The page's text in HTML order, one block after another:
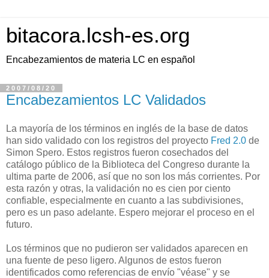
bitacora.lcsh-es.org
Encabezamientos de materia LC en español
2007/08/20
Encabezamientos LC Validados
La mayoría de los términos en inglés de la base de datos
han sido validado con los registros del proyecto Fred 2.0 de
Simon Spero. Estos registros fueron cosechados del
catálogo público de la Biblioteca del Congreso durante la
ultima parte de 2006, así que no son los más corrientes. Por
esta razón y otras, la validación no es cien por ciento
confiable, especialmente en cuanto a las subdivisiones,
pero es un paso adelante. Espero mejorar el proceso en el
futuro.
Los términos que no pudieron ser validados aparecen en
una fuente de peso ligero. Algunos de estos fueron
identificados como referencias de envío "véase" y se